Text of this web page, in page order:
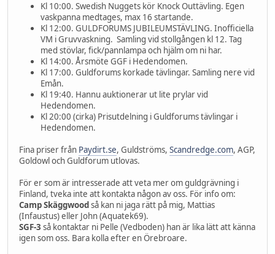
Kl 10:00. Swedish Nuggets kör Knock Outtävling. Egen
vaskpanna medtages, max 16 startande.
Kl 12:00. GULDFORUMS JUBILEUMSTÄVLING. Inofficiella
VM i Gruvvaskning. Samling vid stollgången kl 12. Tag
med stövlar, fick/pannlampa och hjälm om ni har.
Kl 14:00. Årsmöte GGF i Hedendomen.
Kl 17:00. Guldforums korkade tävlingar. Samling nere vid
Emån.
Kl 19:40. Hannu auktionerar ut lite prylar vid
Hedendomen.
Kl 20:00 (cirka) Prisutdelning i Guldforums tävlingar i
Hedendomen.
Fina priser från Paydirt.se, Guldströms, Scandredge.com, AGP,
Goldowl och Guldforum utlovas.
För er som är intresserade att veta mer om guldgrävning i
Finland, tveka inte att kontakta någon av oss. För info om:
Camp Skäggwoodså kan ni jaga rätt på mig, Mattias
(Infaustus) eller John (Aquatek69).
SGF-3 så kontaktar ni Pelle (Vedboden) han är lika lätt att känna
igen som oss. Bara kolla efter en Örebroare.